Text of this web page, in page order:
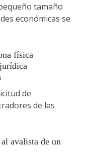
tamaño
económicas se
física
de
de las
avalista de un